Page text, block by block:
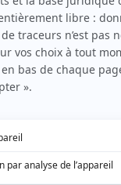
tram C Terres
table basse,
induction,
+ placard intégré
meuble vasque,